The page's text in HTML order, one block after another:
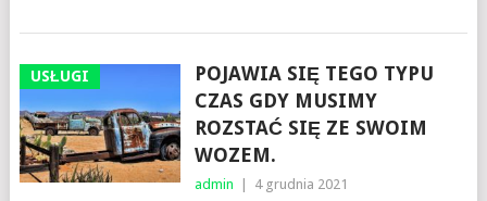
USŁUGI
POJAWIA SIĘ TEGO TYPU
CZAS GDY MUSIMY
ROZSTAĆ SIĘ ZE SWOIM
WOZEM.
admin 4 grudnia 2021